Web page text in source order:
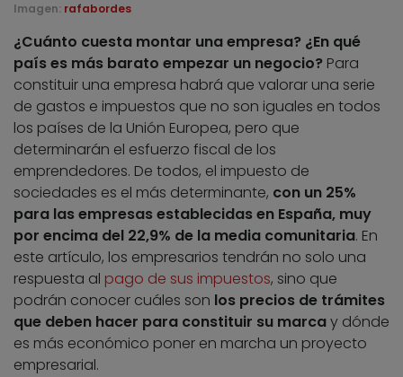
Imagen: rafabordes
¿Cuánto cuesta montar una empresa? ¿En qué
país es más barato empezar un negocio? Para
constituir una empresa habrá que valorar una serie
de gastos e impuestos que no son iguales en todos
los países de la Unión Europea, pero que
determinarán el esfuerzo fiscal de los
emprendedores. De todos, el impuesto de
sociedades es el más determinante, con un 25%
para las empresas establecidas en España, muy
por encima del 22,9% de la media comunitaria. En
este artículo, los empresarios tendrán no solo una
respuesta al pago de sus impuestos, sino que
podrán conocer cuáles son los precios de trámites
que deben hacer para constituir su marcay dónde
es más económico poner en marcha un proyecto
empresarial.